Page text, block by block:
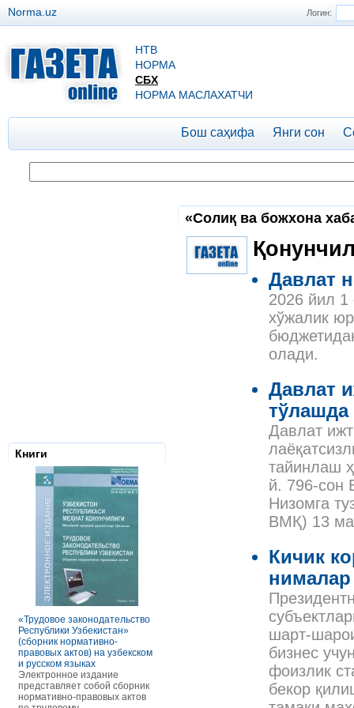
Логин:
Norma.uz
НТВ
НОРМА
СБХ
НОРМА МАСЛАХАТЧИ
Бош саҳифа Янги сон
Книги
«Трудовое законодательство
Республики Узбекистан»
(сборник нормативно-
правовых актов) на узбекском
и русском языках
Электронное издание
представляет собой сборник
нормативно-правовых актов
РАСЧЕТЫ С ПЕРСОНАЛОМ II
В книге рассмотрены вопросы
отдельных сферах и случаях.
Налоговое
Республики
Сборник
правовых
Данное
по сути
сборник
правовых
законы,
«Солиқ ва божхона
Давлат
2026 йил 1
хўжалик
олади.
Давлат
тўлашда
Давлат
тайинлаш
й. 796-сон
Низомга
ВМҚ) 13
Кичик
нималар
шарт-
бизнес
фоизлик
бекор